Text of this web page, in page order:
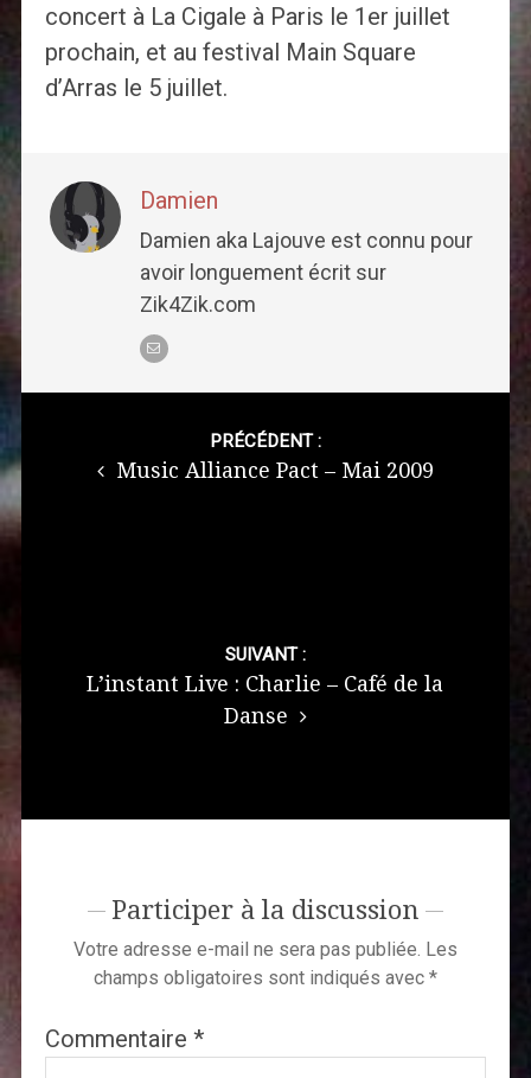
concert à La Cigale à Paris le 1er juillet
prochain, et au festival Main Square
d’Arras le 5 juillet.
Damien
Damien aka Lajouve est connu pour
avoir longuement écrit sur
Zik4Zik.com
PRÉCÉDENT :
Music Alliance Pact – Mai 2009
SUIVANT :
L’instant Live : Charlie – Café de la
Danse
Participer à la discussion
Votre adresse e-mail ne sera pas publiée. Les
champs obligatoires sont indiqués avec *
Commentaire *